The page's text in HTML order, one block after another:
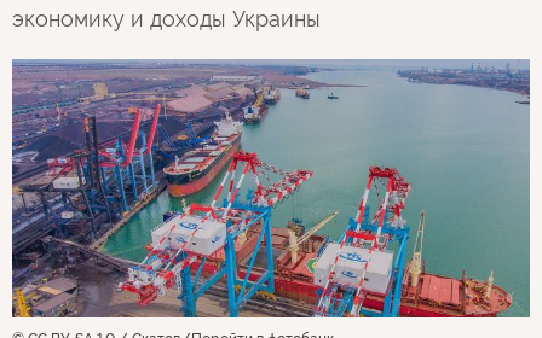
экономику и доходы Украины